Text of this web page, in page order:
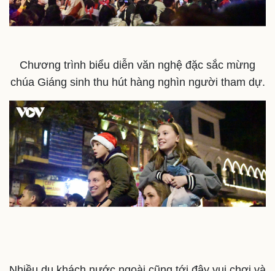
Doanh nghiệp
Thông tin doanh nghiệp
Doanh nghiệp 24h
Doanh nhân
Vì cộng đồng
Công nghệ
Sành điệu
Tin Công nghệ
Trải nghiệm
Chuyển đổi số
Chương trình biểu diễn văn nghệ đặc sắc mừng
chúa Giáng sinh thu hút hàng nghìn người tham dự.